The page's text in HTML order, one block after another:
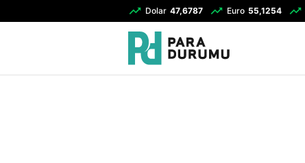
Dolar 47,6787 Euro 55,1254